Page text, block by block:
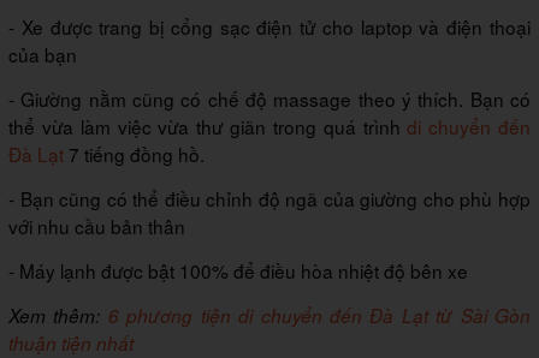
- Xe được trang bị cổng sạc điện tử cho laptop và điện thoại
của bạn
- Giường nằm cũng có chế độ massage theo ý thích. Bạn có
thể vừa làm việc vừa thư giãn trong quá trìnhdi chuyển đến
Đà Lạt 7 tiếng đồng hồ.
- Bạn cũng có thể điều chỉnh độ ngã của giường cho phù hợp
với nhu cầu bản thân
- Máy lạnh được bật 100% để điều hòa nhiệt độ bên xe
Xem thêm: 6 phương tiện di chuyển đến Đà Lạt từ Sài Gòn
thuận tiện nhất